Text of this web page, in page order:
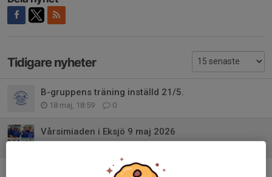
Tidigare nyheter
B-gruppens träning inställd 21/5.
18 maj, 18:59 0
Vårsimiaden i Eksjö 9 maj 2026
10 maj, 17:29 0
B-gruppens träning inställd torsdag 14/5